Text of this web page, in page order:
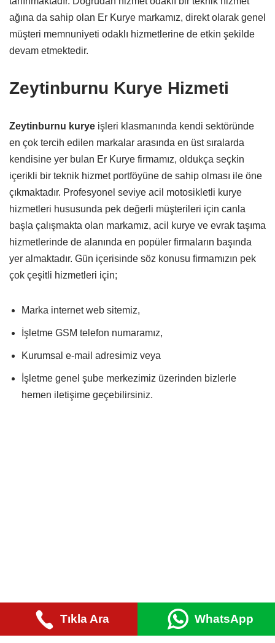
ağına da sahip olan Er Kurye markamız, direkt olarak genel
müşteri memnuniyeti odaklı hizmetlerine de etkin şekilde
devam etmektedir.
Zeytinburnu Kurye Hizmeti
Zeytinburnu kurye işleri klasmanında kendi sektöründe
en çok tercih edilen markalar arasında en üst sıralarda
kendisine yer bulan Er Kurye firmamız, oldukça seçkin
içerikli bir teknik hizmet portföyüne de sahip olması ile öne
çıkmaktadır. Profesyonel seviye acil motosikletli kurye
hizmetleri hususunda pek değerli müşterileri için canla
başla çalışmakta olan markamız, acil kurye ve evrak taşıma
hizmetlerinde de alanında en popüler firmaların başında
yer almaktadır. Gün içerisinde söz konusu firmamızın pek
çok çeşitli hizmetleri için;
Marka internet web sitemiz,
İşletme GSM telefon numaramız,
Kurumsal e-mail adresimiz veya
İşletme genel şube merkezimiz üzerinden bizlerle
hemen iletişime geçebilirsiniz.
© 2022 | ER KURYE
Tıkla Ara WhatsApp